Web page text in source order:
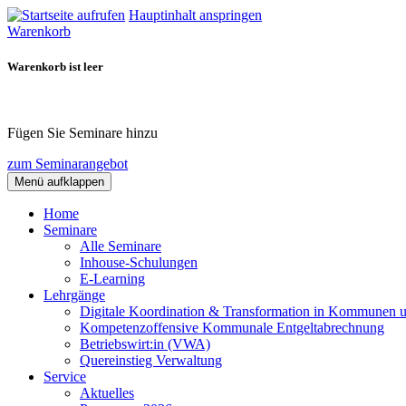
Hauptinhalt anspringen
Warenkorb
Warenkorb ist leer
Fügen Sie Seminare hinzu
zum Seminarangebot
Menü aufklappen
Home
Seminare
Alle Seminare
Inhouse-Schulungen
E-Learning
Lehrgänge
Digitale Koordination & Transformation in Kommunen
Kompetenzoffensive Kommunale Entgeltabrechnung
Betriebswirt:in (VWA)
Quereinstieg Verwaltung
Service
Aktuelles